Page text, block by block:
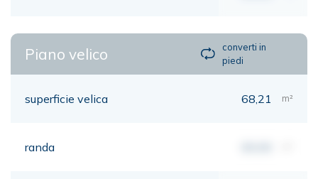
Piano velico
converti in
piedi
superficie velica 68,21 m²
randa